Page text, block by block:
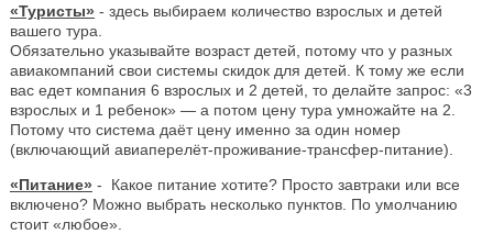
«Туристы» - здесь выбираем количество взрослых и детей
вашего тура.
Обязательно указывайте возраст детей, потому что у разных
авиакомпаний свои системы скидок для детей. К тому же если
вас едет компания 6 взрослых и 2 детей, то делайте запрос: «3
взрослых и 1 ребенок» — а потом цену тура умножайте на 2.
Потому что система даёт цену именно за один номер
(включающий авиаперелёт-проживание-трансфер-питание).
«Питание» - Какое питание хотите? Просто завтраки или все
включено? Можно выбрать несколько пунктов. По умолчанию
стоит «любое».